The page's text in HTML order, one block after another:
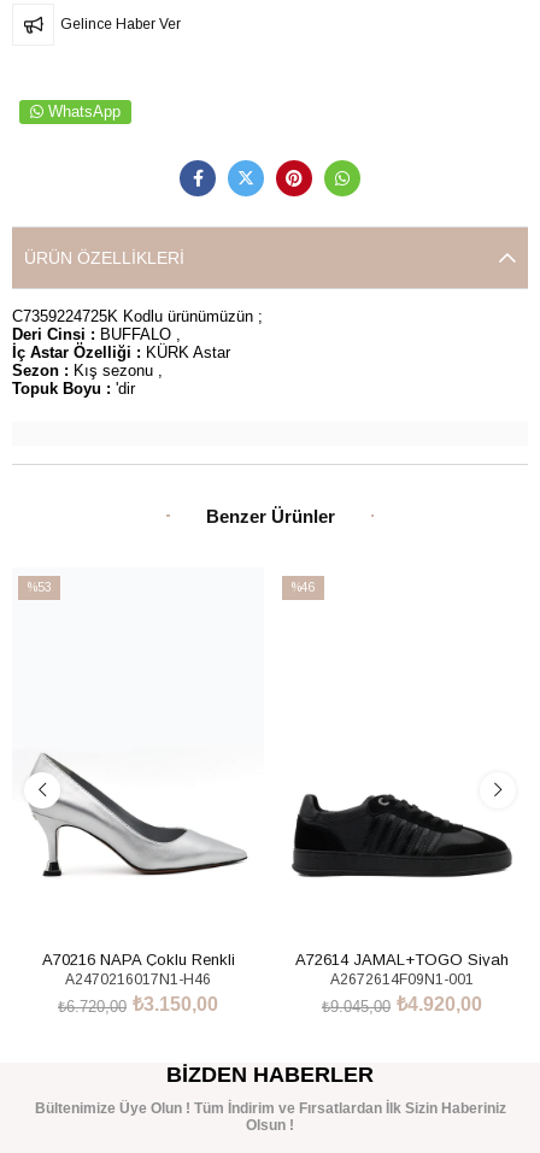
Gelince Haber Ver
WhatsApp
ÜRÜN ÖZELLIKLERI
C7359224725K Kodlu ürünümüzün ;
Deri Cinsi : BUFFALO ,
İç Astar Özelliği : KÜRK Astar
Sezon : Kış sezonu ,
Topuk Boyu : 'dir
Benzer Ürünler
%53
A70216 NAPA Çoklu Renkli
A2470216017N1-H46
₺3.150,00
₺6.720,00
%46
A72614 JAMAL+TOGO Siyah
Sneakers Ayakkabı
A2672614F09N1-001
₺4.920,00
₺9.045,00
BIZDEN HABERLER
Bültenimize Üye Olun ! Tüm İndirim ve Fırsatlardan İlk Sizin Haberiniz
Olsun !